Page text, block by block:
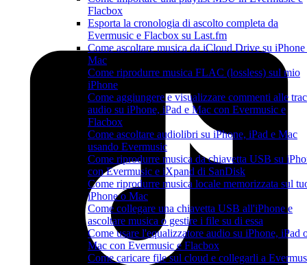
Flacbox
Esporta la cronologia di ascolto completa da
Evermusic e Flacbox su Last.fm
Come ascoltare musica da iCloud Drive su iPhone
Mac
Come riprodurre musica FLAC (lossless) sul mio
iPhone
Come aggiungere e visualizzare commenti alle
audio su iPhone, iPad e Mac con Evermusic e
Flacbox
Come ascoltare audiolibri su iPhone, iPad e Mac
usando Evermusic
Come riprodurre musica da chiavetta USB su
con Evermusic e iXpand di SanDisk
Come riprodurre musica locale memorizzata sul
iPhone o Mac
Come collegare una chiavetta USB all'iPhone e
ascoltare musica o gestire i file su di essa
Come usare l'equalizzatore audio su iPhone, iPad
Mac con Evermusic e Flacbox
Come caricare file sul cloud e collegarli a